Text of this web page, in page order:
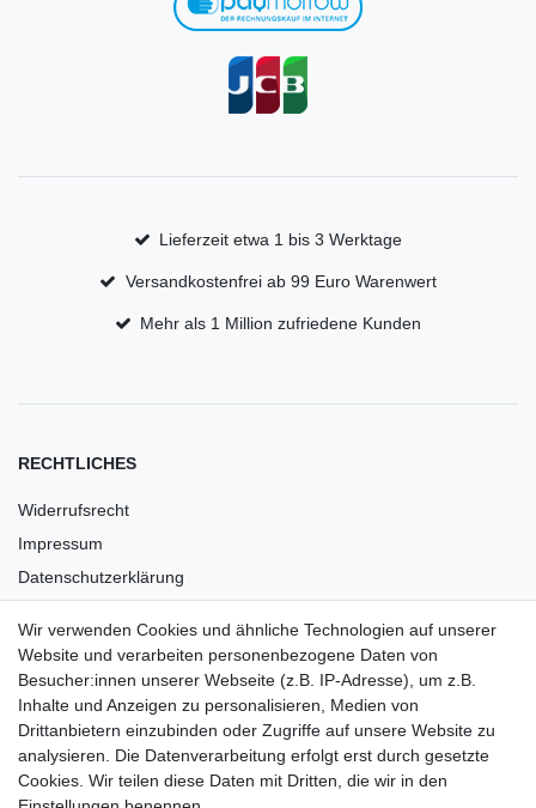
Lieferzeit etwa 1 bis 3 Werktage
Versandkostenfrei ab 99 Euro Warenwert
Mehr als 1 Million zufriedene Kunden
RECHTLICHES
Widerrufsrecht
Impressum
Datenschutzerklärung
Versandkosten
Barrierefreiheit
Anleitungen
Vertrag widerrufen
Wir verwenden Cookies und ähnliche Technologien auf unserer
Website und verarbeiten personenbezogene Daten von
Besucher:innen unserer Webseite (z.B. IP-Adresse), um z.B.
Inhalte und Anzeigen zu personalisieren, Medien von
Drittanbietern einzubinden oder Zugriffe auf unsere Website zu
analysieren. Die Datenverarbeitung erfolgt erst durch gesetzte
Cookies. Wir teilen diese Daten mit Dritten, die wir in den